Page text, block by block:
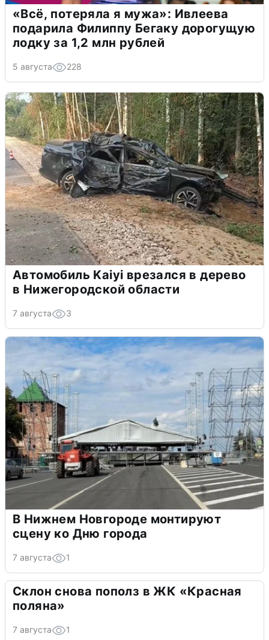
«Всё, потеряла я мужа»: Ивлеева
подарила Филиппу Бегаку дорогущую
лодку за 1,2 млн рублей
5 августа 228
Автомобиль Kaiyi врезался в дерево
в Нижегородской области
7 августа 3
В Нижнем Новгороде монтируют
сцену ко Дню города
7 августа 1
Склон снова пополз в ЖК «Красная
поляна»
7 августа 1